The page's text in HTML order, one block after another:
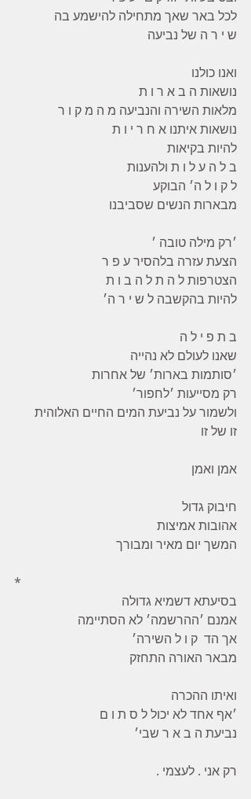
לכל באר שאך מתחילה להישמע בה
ש י ר ה של נביעה
ואנו כולנו
נושאות ה ב א ר ו ת
מלאות השירה והנביעה מ ה מ ק ו ר
נושאות איתנו א ח ר י ו ת
להיות בקיאות
ב ל ה ע ל ו ת ולהענות
ל ק ו ל ה׳ הבוקע
מבארות הנשים שסביבנו
׳רק מילה טובה ׳
הצעת עזרה בלהסיר ע פ ר
הצטרפות ל ה ת ל ה ב ו ת
להיות בהקשבה ל ש י ר ה׳
ב ת פ י ל ה
שאנו לעולם לא נהייה
׳סותמות בארות׳ של אחרות
רק מסייעות ׳לחפור׳
ולשמור על נביעת המים החיים האלוהית
זו של זו
אמן ואמן
חיבוק גדול
אהובות אמיצות
המשך יום מאיר ומבורך
*
בסיעתא דשמיא גדולה
אמנם ׳ההרשמה׳ לא הסתיימה
אך הד  ק ו ל השירה׳
מבאר האורה התחזק
ואיתו ההכרה
׳אף אחד לא יכול ל ס ת ו ם
נביעת ה ב א ר שבי׳
רק אני . לעצמי .